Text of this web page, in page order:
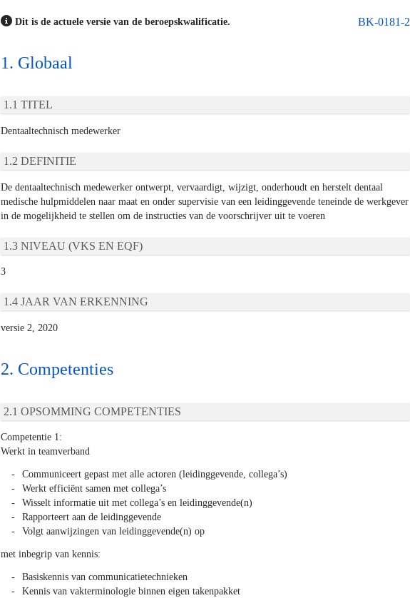
BK-0181-2
Dit is de actuele versie van de beroepskwalificatie.
Globaal
TITEL
Dentaaltechnisch medewerker
DEFINITIE
De dentaaltechnisch medewerker ontwerpt, vervaardigt, wijzigt, onderhoudt en herstelt dentaal
medische hulpmiddelen naar maat en onder supervisie van een leidinggevende teneinde de werkgever
in de mogelijkheid te stellen om de instructies van de voorschrijver uit te voeren
NIVEAU (VKS EN EQF)
3
JAAR VAN ERKENNING
versie 2, 2020
Competenties
OPSOMMING COMPETENTIES
Competentie 1:
Werkt in teamverband
Communiceert gepast met alle actoren (leidinggevende, collega’s)
Werkt efficiënt samen met collega’s
Wisselt informatie uit met collega’s en leidinggevende(n)
Rapporteert aan de leidinggevende
Volgt aanwijzingen van leidinggevende(n) op
met inbegrip van kennis:
Basiskennis van communicatietechnieken
Kennis van vakterminologie binnen eigen takenpakket